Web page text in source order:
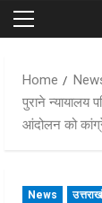
Primary
Home
पुराने न्यायालय
आंदोलन को
News